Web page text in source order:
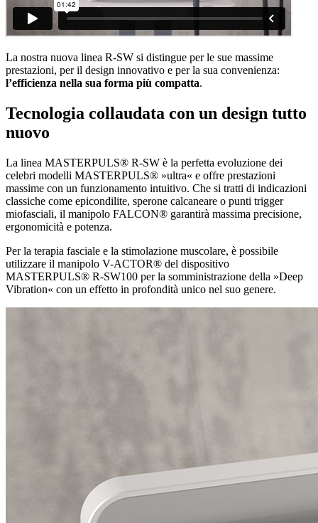
La nostra nuova linea R-SW si distingue per le sue massime
prestazioni, per il design innovativo e per la sua convenienza:
l’efficienza nella sua forma più compatta.
Tecnologia collaudata con un design tutto
nuovo
La linea MASTERPULS® R-SW è la perfetta evoluzione dei
celebri modelli MASTERPULS® »ultra« e offre prestazioni
massime con un funzionamento intuitivo. Che si tratti di indicazioni
classiche come epicondilite, sperone calcaneare o punti trigger
miofasciali, il manipolo FALCON® garantirà massima precisione,
ergonomicità e potenza.
Per la terapia fasciale e la stimolazione muscolare, è possibile
utilizzare il manipolo V-ACTOR® del dispositivo
MASTERPULS® R-SW100 per la somministrazione della »Deep
Vibration« con un effetto in profondità unico nel suo genere.